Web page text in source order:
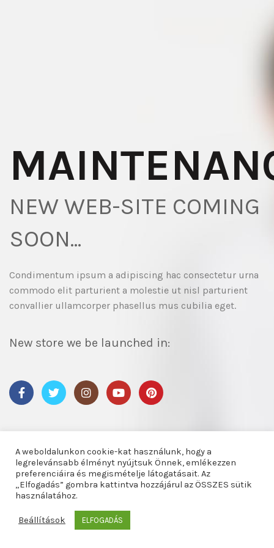
NEW WEB-SITE COMING
SOON...
Condimentum ipsum a adipiscing hac consectetur urna
commodo elit parturient a molestie ut nisl parturient
convallier ullamcorper phasellus mus cubilia eget.
New store we be launched in:
A weboldalunkon cookie-kat használunk, hogy a
legrelevánsabb élményt nyújtsuk Önnek, emlékezzen
preferenciáira és megismételje látogatásait. Az
„Elfogadás” gombra kattintva hozzájárul az ÖSSZES sütik
használatához.
Beállítások ELFOGADÁS